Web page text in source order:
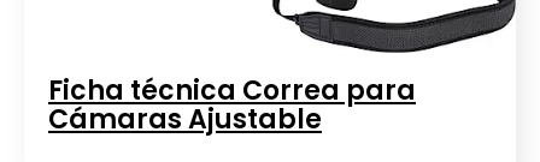
Ficha técnica Correa para
Cámaras Ajustable